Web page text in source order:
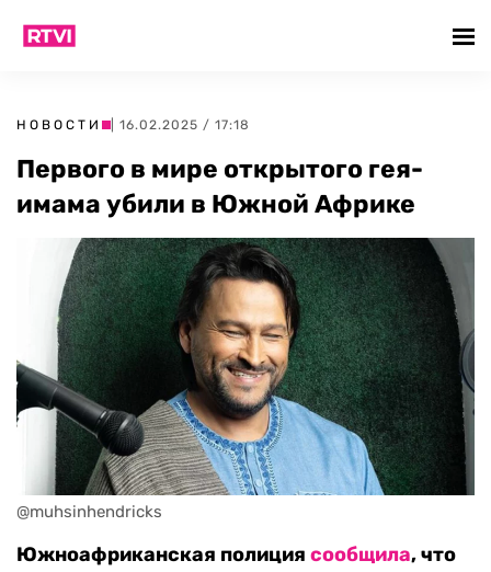
НОВОСТИ | 16.02.2025 / 17:18
Первого в мире открытого гея-
имама убили в Южной Африке
@muhsinhendricks
Южноафриканская полиция сообщила, что